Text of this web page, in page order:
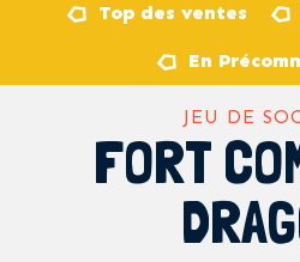
Top des ventes
En
JEU DE
FORT